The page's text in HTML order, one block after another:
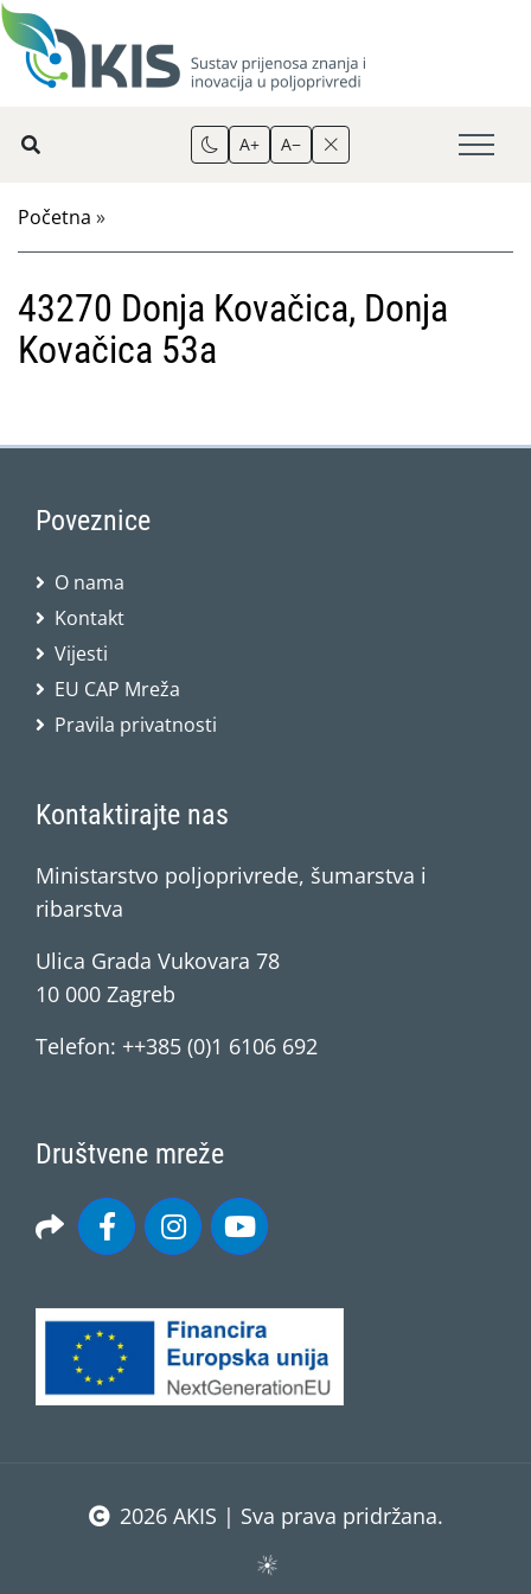
A+ A−
Početna »
43270 Donja Kovačica, Donja
Kovačica 53a
Poveznice
O nama
Kontakt
Vijesti
EU CAP Mreža
Pravila privatnosti
Kontaktirajte nas
Ministarstvo poljoprivrede, šumarstva i
ribarstva
Ulica Grada Vukovara 78
10 000 Zagreb
Telefon: ++385 (0)1 6106 692
Društvene mreže
2026 AKIS | Sva prava pridržana.